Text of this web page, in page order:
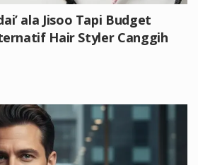
ala Jisoo Tapi Budget
Hair Styler Canggih